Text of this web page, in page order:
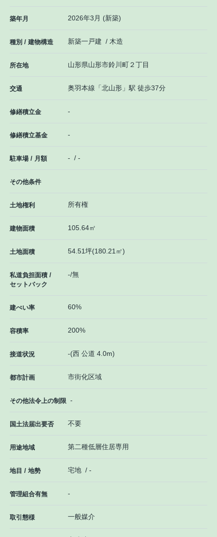
築年月 2026年3月 (新築)
種別 / 建物構造 新築一戸建 / 木造
所在地 山形県山形市鈴川町２丁目
交通 奥羽本線 「北山形 」駅 徒歩37分
修繕積立金 -
修繕積立基金 -
駐車場 / 月額 - / -
その他条件
土地権利 所有権
建物面積 105.64㎡
土地面積 54.51坪(180.21㎡)
私道負担面積 /
セットバック
-/無
建ぺい率 60%
容積率 200%
接道状況 -(西 公道 4.0m)
都市計画 市街化区域
その他法令上の制限 -
国土法届出要否 不要
用途地域 第二種低層住居専用
地目 / 地勢 宅地 / -
管理組合有無 -
取引態様 一般媒介